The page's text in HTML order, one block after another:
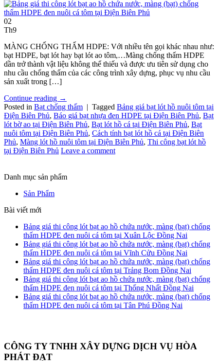
02
Th9
MÀNG CHỐNG THẤM HDPE: Với nhiều tên gọi khác nhau như:
bạt HDPE, bạt lót hay bạt lót ao tôm,…Màng chống thấm HDPE
dần trở thành vật liệu không thể thiếu và được ưu tiên sử dụng cho
nhu cầu chống thấm của các công trình xây dựng, phục vụ nhu cầu
sản xuất trong […]
Continue reading →
Posted in Bạt chống thấm | Tagged Bảng giá bạt lót hồ nuôi tôm tại
Điện Biên Phủ, Báo giá bạt nhựa đen HDPE tại Điện Biên Phủ, Bạt
lót bờ ao tại Điện Biên Phủ, Bạt lót hồ cá tại Điện Biên Phủ, Bạt
nuôi tôm tại Điện Biên Phủ, Cách tính bạt lót hồ cá tại Điện Biên
Phủ, Màng lót hồ nuôi tôm tại Điện Biên Phủ, Thi công bạt lót hồ
tại Điện Biên Phủ Leave a comment
Danh mục sản phẩm
Sản Phẩm
Bài viết mới
Bảng giá thi công lót bạt ao hồ chứa nước, màng (bạt) chống
thấm HDPE đen nuôi cá tôm tại Xuân Lộc Đồng Nai
Bảng giá thi công lót bạt ao hồ chứa nước, màng (bạt) chống
thấm HDPE đen nuôi cá tôm tại Vĩnh Cửu Đồng Nai
Bảng giá thi công lót bạt ao hồ chứa nước, màng (bạt) chống
thấm HDPE đen nuôi cá tôm tại Trảng Bom Đồng Nai
Bảng giá thi công lót bạt ao hồ chứa nước, màng (bạt) chống
thấm HDPE đen nuôi cá tôm tại Thống Nhất Đồng Nai
Bảng giá thi công lót bạt ao hồ chứa nước, màng (bạt) chống
thấm HDPE đen nuôi cá tôm tại Tân Phú Đồng Nai
CÔNG TY TNHH XÂY DỰNG DỊCH VỤ HÒA
PHÁT ĐẠT